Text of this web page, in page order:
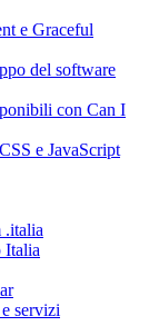
e Graceful
del software
con Can I
e JavaScript
.italia
Italia
servizi